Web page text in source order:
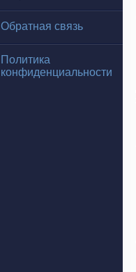
Обратная связь
Политика
конфиденциальности